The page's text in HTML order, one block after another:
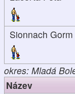
Sionnach Gorm
okres: Mladá
Název